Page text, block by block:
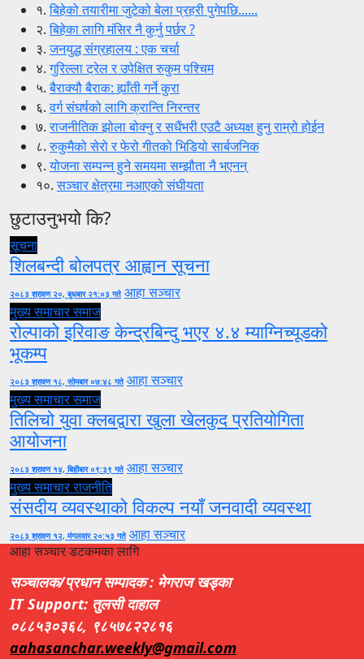
१.बिहेको तयारीमा जुटेको बेला प्रहरी पुगेपछि......
२.बिहेका लागि मंसिर नै कुर्नु पर्छर ?
३.जनयुद्ध संग्रहालय : एक चर्चा
४.गुरिल्ला ट्रेल र उपेक्षित रुकुम पश्चिम
५.बैराक्यौ बैराक: ह्याँती गर्ने कुरा
६.वर्ग संघर्षको लागि क्रान्ति निरन्तर
७.राजनीतिक झोला बोक्नु र सधैंभरी एउटै अध्यक्ष हुनु राम्रो होईन
८.रुकुमैको सेरो र फेरो गीतको भिडियो सार्बजनिक
९.योजना सम्पन्न हुने समयमा सम्झौता नै भएनन्
१०.सञ्चार क्षेत्रमा नआएको संघीयता
छुटाउनुभयो कि?
सूचना
शिलबन्दी बोलपत्र आह्वान सूचना
२०८३ श्रावण २०, बुधबार २१:०३ गते आहा सञ्चार
मुख्य समाचारसमाज
रोल्पाको इरिवाङ केन्द्रबिन्दु भएर ४.४ म्याग्निच्यूडको
भूकम्प
२०८३ श्रावण १८, सोमबार ०७:४८ गते आहा सञ्चार
मुख्य समाचारसमाज
तिलिचो युवा क्लबद्वारा खुला खेलकुद प्रतियोगिता
आयोजना
२०८३ श्रावण १४, बिहीबार ०९:३९ गते आहा सञ्चार
मुख्य समाचारराजनीति
संसदीय व्यवस्थाको विकल्प नयाँ जनवादी व्यवस्था
२०८३ श्रावण १२, मंगलवार २०:५३ गते आहा सञ्चार
आहा सञ्चार डटकमका लागि
सञ्चालक/प्रधान सम्पादक : मेगराज खड्का
IT Support: तुलसी दाहाल
०८८५३०३६८, ९८५७८२२८१६
aahasanchar.weekly@gmail.com